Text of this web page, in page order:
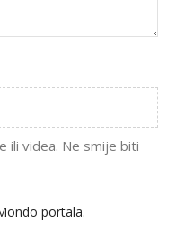
ili videa. Ne smije biti
portala.